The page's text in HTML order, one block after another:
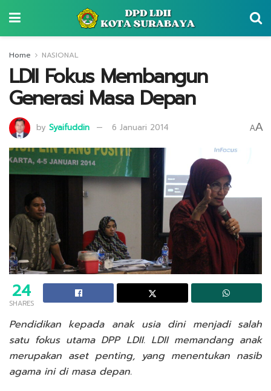
Home NASIONAL
LDII Fokus Membangun
Generasi Masa Depan
by Syaifuddin 6 Januari 2014 AA
24
SHARES
Pendidikan kepada anak usia dini menjadi salah
satu fokus utama DPP LDII. LDII memandang anak
merupakan aset penting, yang menentukan nasib
agama ini di masa depan.